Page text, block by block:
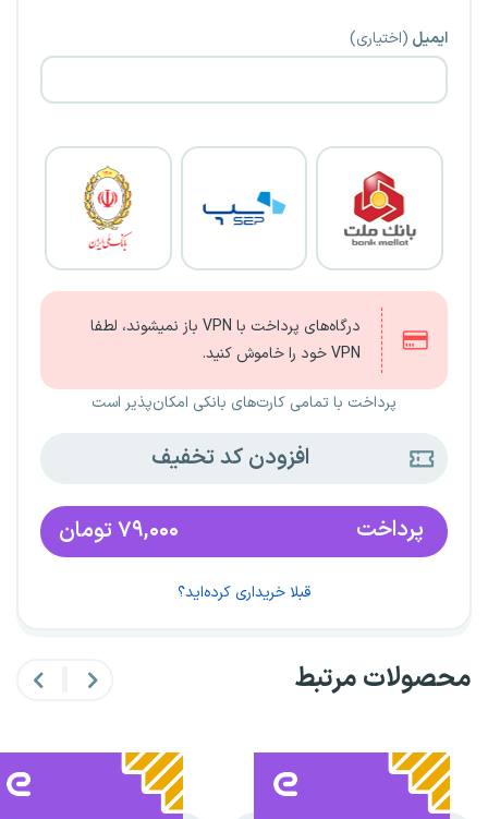
ایمیل (اختیاری)
درگاه‌های پرداخت با VPN باز نمیشوند، لطفا
VPN خود را خاموش کنید.
پرداخت با تمامی کارت‌های بانکی امکان‌پذیر است
افزودن کد تخفیف
پرداخت ۷۹,۰۰۰تومان
قبلا خریداری کرده‌اید؟
محصولات مرتبط